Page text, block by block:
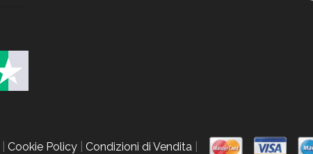
Cookie Policy Condizioni di Vendita